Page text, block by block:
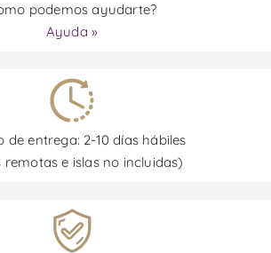
podemos ayudarte?
Ayuda »
de entrega: 2-10 días hábiles
remotas e islas no incluidas)